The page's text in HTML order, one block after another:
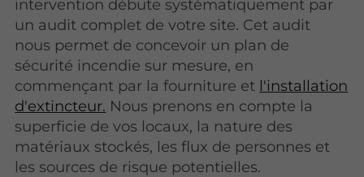
intervention débute systématiquement par
un audit complet de votre site. Cet audit
nous permet de concevoir un plan de
sécurité incendie sur mesure, en
commençant par la fourniture et l'installation
d'extincteur. Nous prenons en compte la
superficie de vos locaux, la nature des
matériaux stockés, les flux de personnes et
les sources de risque potentielles.